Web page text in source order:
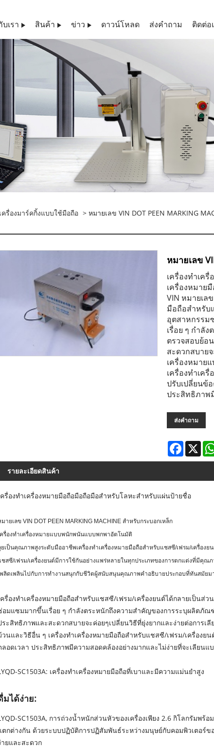
บเรา สินค้า ข่าว ดาวน์โหลด ส่งคำถาม ติดต่อ
เครื่องมาร์คกิ้งแบบใช้มือถือ > หมายเลข VIN DOT PEEN MARKING
หมายเลข
เครื่องทำเค
เครื่องหมาย
VIN หมายเล
มือถือสำหรับ
อุตสาหกรรม
เรื่อย ๆ กำลั
ตรวจสอบย้อ
สะดวกสบาย
เครื่องหมาย
เครื่องทำเค
ปรับเปลี่ยนข้
ประสิทธิภาพ
ส่งคำถาม
Facebook
X
รายละเอียดสินค้า
ครื่องทำเครื่องหมายมือถือมือถือมือสำหรับโลหะสำหรับแผ่นป้ายชื่อ
ายเลข VIN DOT PEEN MARKING MACHINE สำหรับกระบอกเหล็ก
ครื่องทำเครื่องหมายแบบพนักพนันแบบพกพาอัตโนมัติ
ยเป็นคุณภาพสูงระดับมืออาชีพเครื่องทำเครื่องหมายมือถือสำหรับแชสซี/เฟรม/เครื่องย
ชสซี/เฟรม/เครื่องยนต์มีการใช้กันอย่างแพร่หลายในทุกประเภทของการตกแต่งที่มีคุณ
พลิดเพลินไปกับการทำงานสนุกกับชีวิตผู้สนับสนุนคุณภาพคำอธิบายประกอบที่ทันสมั
ครื่องทำเครื่องหมายมือถือสำหรับแชสซี/เฟรม/เครื่องยนต์ได้กลายเป็น
อมแซมมากขึ้นเรื่อย ๆ กำลังตระหนักถึงความสำคัญของการระบุผลิตภัณ
ระสิทธิภาพและสะดวกสบายจะค่อยๆเปลี่ยนวิธีที่ยุ่งยากและง่ายต่อการเ
วนและวิธีอื่น ๆ เครื่องทำเครื่องหมายมือถือสำหรับแชสซี/เฟรม/เครื่อง
ลอดเวลา ประสิทธิภาพมีความสอดคล้องอย่างมากและไม่ง่ายที่จะเลียนแ
SC1503A: เครื่องทำเครื่องหมายมือถือที่เบาและมีความแม่นยำสูง
มได้ง่าย:
SC1503A, การถ่วงน้ำหนักส่วนหัวของเครื่องเพียง 2.6 กิโลกรัมพ
ตกต่างกัน ด้วยระบบปฏิบัติการปฏิสัมพันธ์ระหว่างมนุษย์กับคอมพิวเตอร์ข
ายและสะดวก